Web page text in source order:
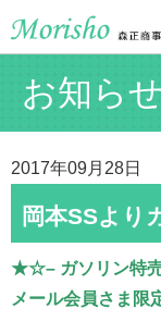
お知らせ
2017年09月28日
岡本SSより
★☆– ガソリン特
メール会員さま限